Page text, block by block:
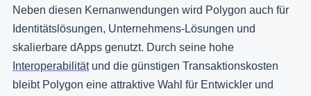
Neben diesen Kernanwendungen wird Polygon auch für
Identitätslösungen, Unternehmens-Lösungen und
skalierbare dApps genutzt. Durch seine hohe
Interoperabilitätund die günstigen Transaktionskosten
bleibt Polygon eine attraktive Wahl für Entwickler und